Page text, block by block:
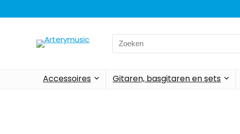
Accessoires Gitaren, basgitaren en sets